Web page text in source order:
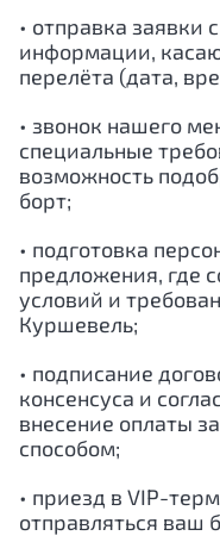
• отправка заявки
информации,
перелёта (дата,
• звонок нашего
специальные
возможность
борт;
• подготовка
предложения, где
условий и
Куршевель;
• подписание
консенсуса и
внесение оплаты
способом;
• приезд в VIP-
отправляться ваш